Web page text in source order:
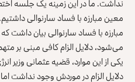
معین مبارزه با فساد سارنوالی
مبارزه با فساد سارنوالی بیان داشت
می‌شود، دلایل الزام کافی مبنی بر
یکی از این موارد، قضیه عثمانی وزیر
دلایل الزام در موردش وجود نداشت